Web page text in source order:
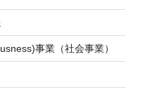
事業（社会事業）